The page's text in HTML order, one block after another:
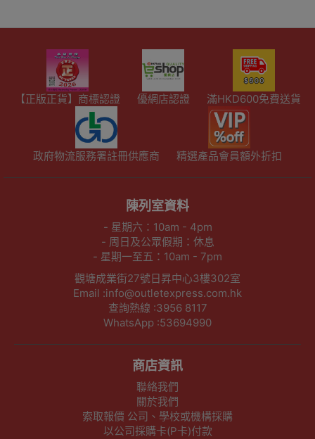
【正版正貨】商標認證 優網店認證 滿HKD600免費送貨
政府物流服務署註冊供應商 精選產品會員額外折扣
陳列室資料
- 星期六：10am - 4pm
- 周日及公眾假期：休息
- 星期一至五：10am - 7pm
觀塘成業街27號日昇中心3樓302室
Email :info@outletexpress.com.hk
查詢熱線 :3956 8117
WhatsApp :53694990
商店資訊
聯絡我們
關於我們
索取報價 公司、學校或機構採購
以公司採購卡(P卡)付款